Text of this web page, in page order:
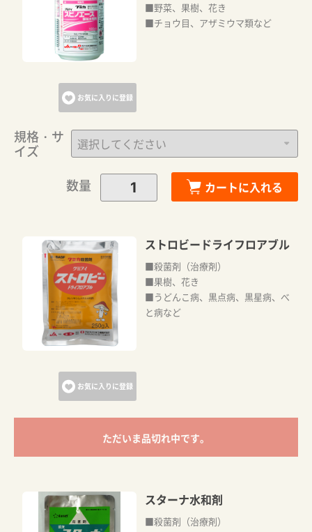
お気に入りに登録
■野菜、果樹、花き
■チョウ目、アザミウマ類など
規格・サ
イズ
数量
カートに入れる
お気に入りに登録
ストロビードライフロアブル
■殺菌剤（治療剤）
■果樹、花き
■うどんこ病、黒点病、黒星病、べ
と病など
ただいま品切れ中です。
スターナ水和剤
■殺菌剤（治療剤）